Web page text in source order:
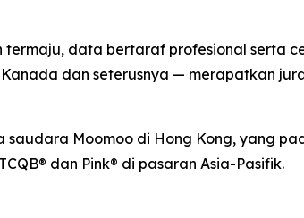
termaju, data bertaraf profesional serta
dan seterusnya — merapatkan
Moomoo di Hong Kong, yang
dan Pink® di pasaran Asia-Pasifik.